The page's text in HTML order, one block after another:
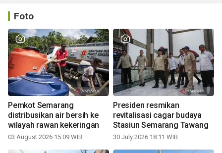
Foto
Pemkot Semarang
distribusikan air bersih ke
wilayah rawan kekeringan
03 August 2026 15:09 WIB
Presiden resmikan
revitalisasi cagar budaya
Stasiun Semarang Tawang
30 July 2026 18:11 WIB